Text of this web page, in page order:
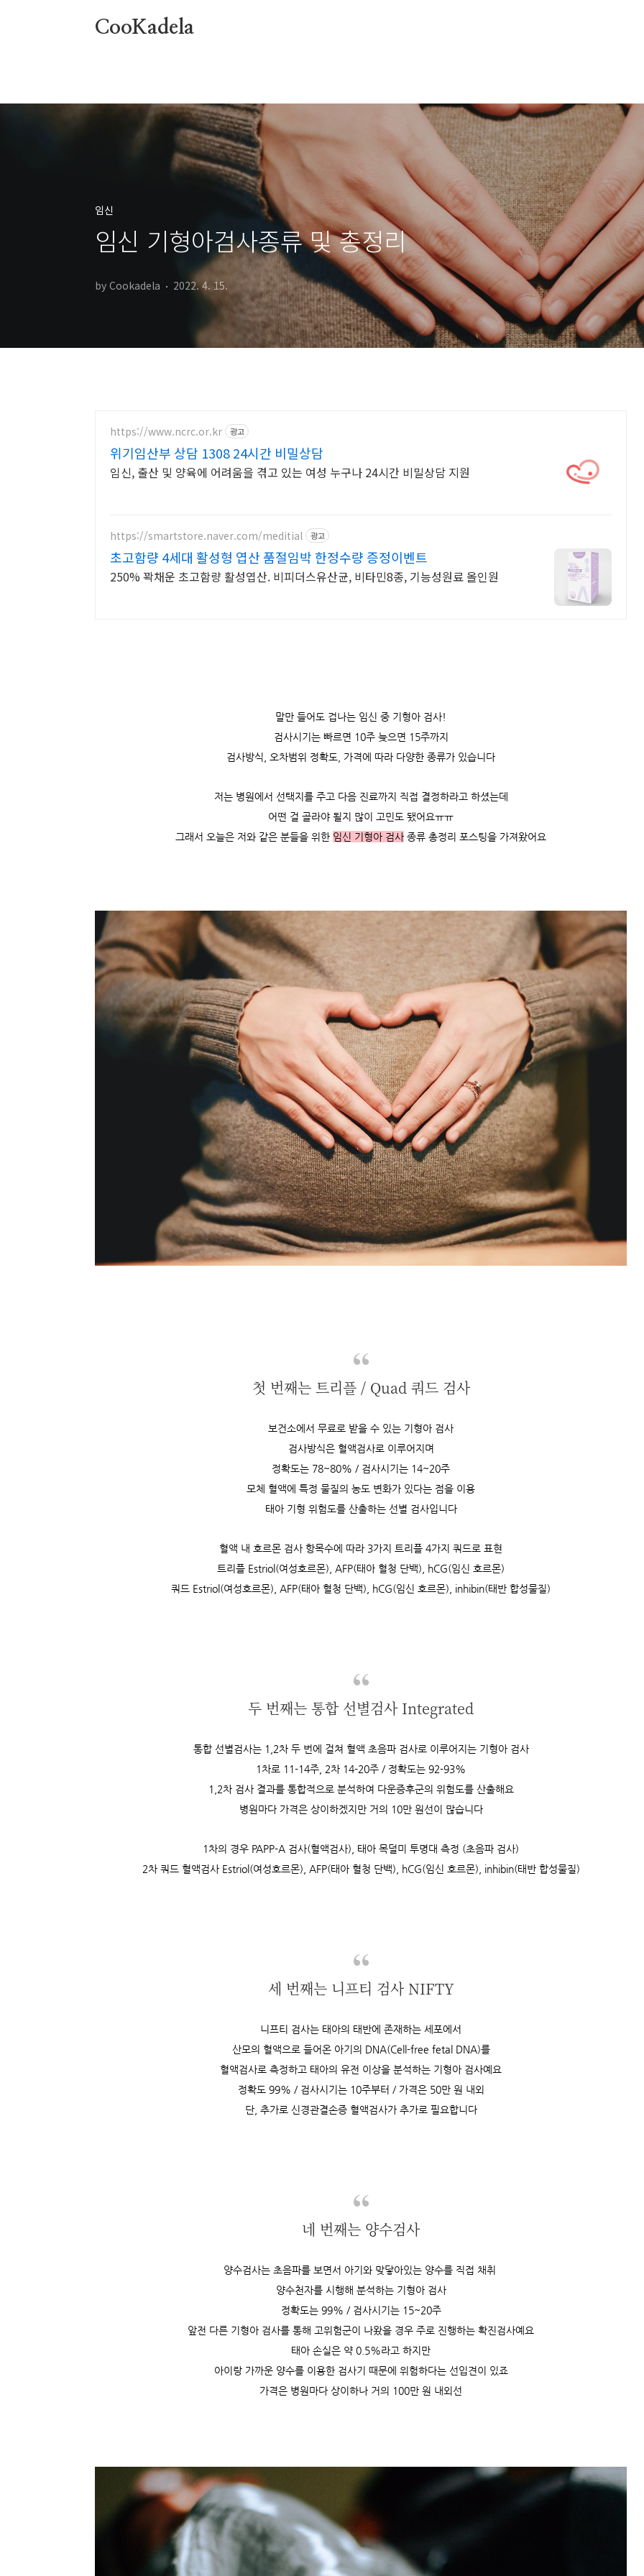
CooKadela
임신
임신 기형아검사종류 및 총정리
by Cookadela 2022. 4. 15.
https://www.ncrc.or.kr 광고
위기임산부 상담 1308 24시간 비밀상담
임신, 출산 및 양육에 어려움을 겪고 있는 여성 누구나 24시간 비밀상담 지원
https://smartstore.naver.com/meditial 광고
초고함량 4세대 활성형 엽산 품절임박 한정수량 증정이벤트
250% 꽉채운 초고함량 활성엽산. 비피더스유산균, 비타민8종, 기능성원료 올인원
말만 들어도 겁나는 임신 중 기형아 검사!
검사시기는 빠르면 10주 늦으면 15주까지
검사방식, 오차범위 정확도, 가격에 따라 다양한 종류가 있습니다
저는 병원에서 선택지를 주고 다음 진료까지 직접 결정하라고 하셨는데
어떤 걸 골라야 될지 많이 고민도 됐어요ㅠㅠ
그래서 오늘은 저와 같은 분들을 위한 임신 기형아 검사 종류 총정리 포스팅을 가져왔어요
첫 번째는 트리플 / Quad 쿼드 검사
보건소에서 무료로 받을 수 있는 기형아 검사
검사방식은 혈액검사로 이루어지며
정확도는 78~80% / 검사시기는 14~20주
모체 혈액에 특정 물질의 농도 변화가 있다는 점을 이용
태아 기형 위험도를 산출하는 선별 검사입니다
혈액 내 호르몬 검사 항목수에 따라 3가지 트리플 4가지 쿼드로 표현
트리플 Estriol(여성호르몬), AFP(태아 혈청 단백), hCG(임신 호르몬)
쿼드 Estriol(여성호르몬), AFP(태아 혈청 단백), hCG(임신 호르몬), inhibin(태반 합성물질)
두 번째는 통합 선별검사 Integrated
통합 선별검사는 1,2차 두 번에 걸쳐 혈액 초음파 검사로 이루어지는 기형아 검사
1차로 11-14주, 2차 14-20주 / 정확도는 92-93%
1,2차 검사 결과를 통합적으로 분석하여 다운증후군의 위험도를 산출해요
병원마다 가격은 상이하겠지만 거의 10만 원선이 많습니다
1차의 경우 PAPP-A 검사(혈액검사), 태아 목덜미 투명대 측정 (초음파 검사)
2차 쿼드 혈액검사 Estriol(여성호르몬), AFP(태아 혈청 단백), hCG(임신 호르몬), inhibin(태반 합성물질)
세 번째는 니프티 검사 NIFTY
니프티 검사는 태아의 태반에 존재하는 세포에서
산모의 혈액으로 들어온 아기의 DNA(Cell-free fetal DNA)를
혈액검사로 측정하고 태아의 유전 이상을 분석하는 기형아 검사예요
정확도 99% / 검사시기는 10주부터 / 가격은 50만 원 내외
단, 추가로 신경관결손증 혈액검사가 추가로 필요합니다
네 번째는 양수검사
양수검사는 초음파를 보면서 아기와 맞닿아있는 양수를 직접 채취
양수천자를 시행해 분석하는 기형아 검사
정확도는 99% / 검사시기는 15~20주
앞전 다른 기형아 검사를 통해 고위험군이 나왔을 경우 주로 진행하는 확진검사예요
태아 손실은 약 0.5%라고 하지만
아이랑 가까운 양수를 이용한 검사기 때문에 위험하다는 선입견이 있죠
가격은 병원마다 상이하나 거의 100만 원 내외선